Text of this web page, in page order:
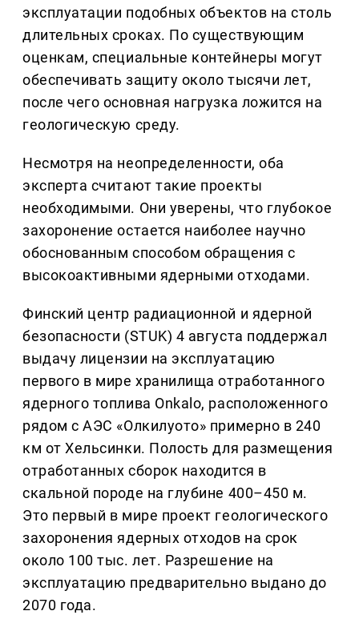
эксплуатации подобных объектов на столь
длительных сроках. По существующим
оценкам, специальные контейнеры могут
обеспечивать защиту около тысячи лет,
после чего основная нагрузка ложится на
геологическую среду.
Несмотря на неопределенности, оба
эксперта считают такие проекты
необходимыми. Они уверены, что глубокое
захоронение остается наиболее научно
обоснованным способом обращения с
высокоактивными ядерными отходами.
Финский центр радиационной и ядерной
безопасности (STUK) 4 августа поддержал
выдачу лицензии на эксплуатацию
первого в мире хранилища отработанного
ядерного топлива Onkalo, расположенного
рядом с АЭС «Олкилуото» примерно в 240
км от Хельсинки. Полость для размещения
отработанных сборок находится в
скальной породе на глубине 400–450 м.
Это первый в мире проект геологического
захоронения ядерных отходов на срок
около 100 тыс. лет. Разрешение на
эксплуатацию предварительно выдано до
2070 года.